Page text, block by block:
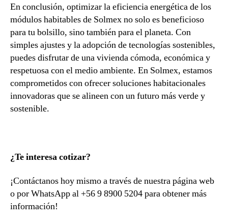
En conclusión, optimizar la eficiencia energética de los
módulos habitables de Solmex no solo es beneficioso
para tu bolsillo, sino también para el planeta. Con
simples ajustes y la adopción de tecnologías sostenibles,
puedes disfrutar de una vivienda cómoda, económica y
respetuosa con el medio ambiente. En Solmex, estamos
comprometidos con ofrecer soluciones habitacionales
innovadoras que se alineen con un futuro más verde y
sostenible.
¿Te interesa cotizar?
¡Contáctanos hoy mismo a través de nuestra página web
o por WhatsApp al +56 9 8900 5204 para obtener más
información!